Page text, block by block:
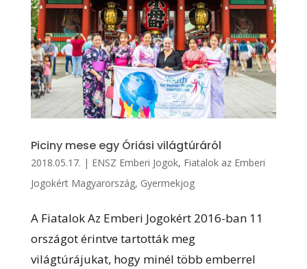
Piciny mese egy Óriási világtúráról
2018.05.17. | ENSZ Emberi Jogok, Fiatalok az Emberi
Jogokért Magyarország, Gyermekjog
A Fiatalok Az Emberi Jogokért 2016-ban 11
országot érintve tartották meg
világtúrájukat, hogy minél több emberrel